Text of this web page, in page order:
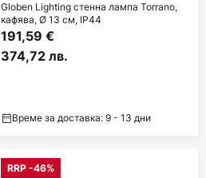
Globen Lighting стенна лампа Torrano,
кафява, Ø 13 см, IP44
191,59 €
374,72 лв.
Време за доставка: 9 - 13 дни
RRP -46%